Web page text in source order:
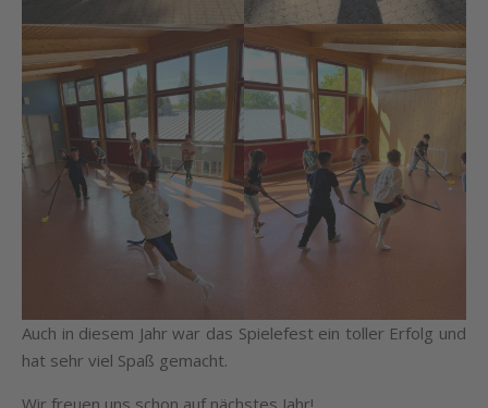
Auch in diesem Jahr war das Spielefest ein toller Erfolg und
hat sehr viel Spaß gemacht.
Wir freuen uns schon auf nächstes Jahr!